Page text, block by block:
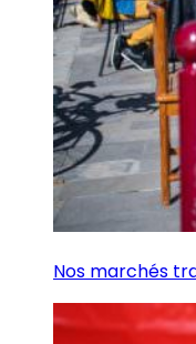
Nos marchés